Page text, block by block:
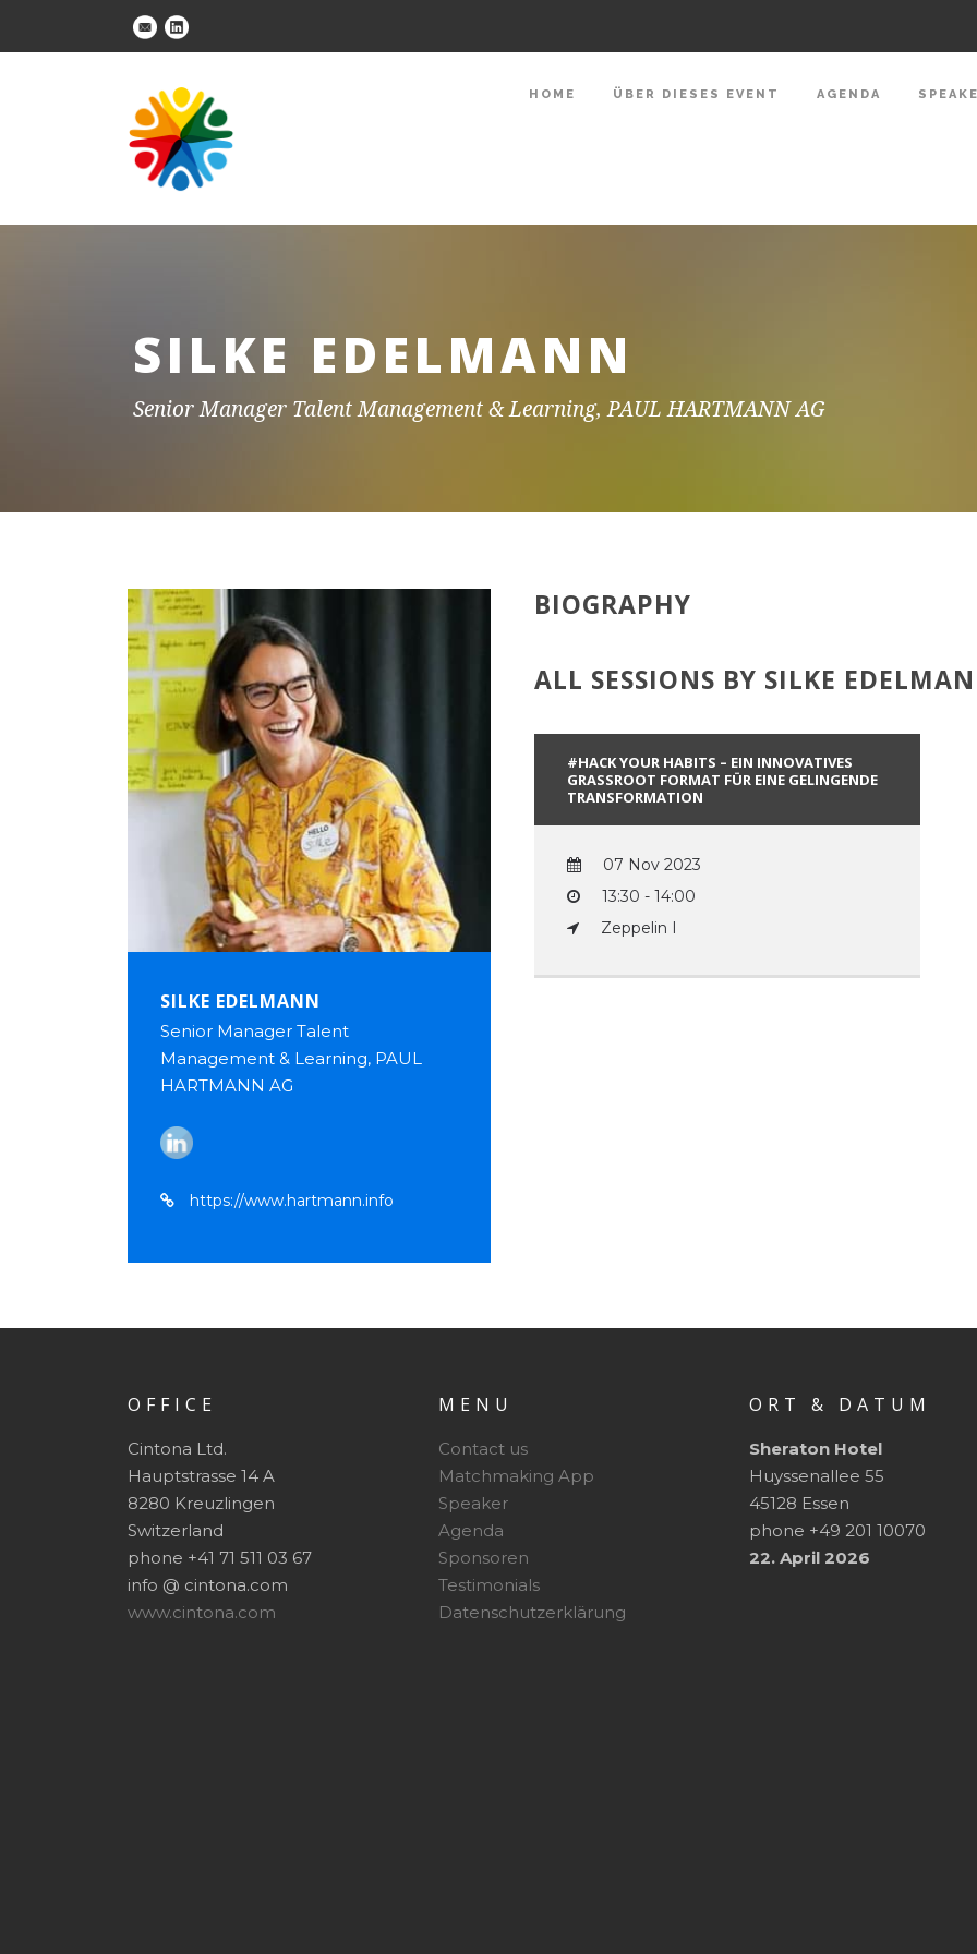
HOME ÜBER DIESES EVENT AGENDA
SILKE EDELMANN
Senior Manager Talent Management & Learning, PAUL HARTMANN AG
SILKE EDELMANN
Senior Manager Talent
Management & Learning, PAUL
HARTMANN AG
https://www.hartmann.info
BIOGRAPHY
ALL SESSIONS BY SILKE
#HACK YOUR HABITS – EIN INNOVATIVES
GRASSROOT FORMAT FÜR EINE GELINGENDE
TRANSFORMATION
07 Nov 2023
13:30 - 14:00
Zeppelin I
OFFICE
Cintona Ltd.
Hauptstrasse 14 A
8280 Kreuzlingen
Switzerland
phone +41 71 511 03 67
info @ cintona.com
www.cintona.com
MENU
Contact us
Matchmaking App
Speaker
Agenda
Sponsoren
Testimonials
Datenschutzerklärung
ORT & DATUM
Sheraton Hotel
Huyssenallee 55
45128 Essen
phone +49 201 10070
22. April 2026